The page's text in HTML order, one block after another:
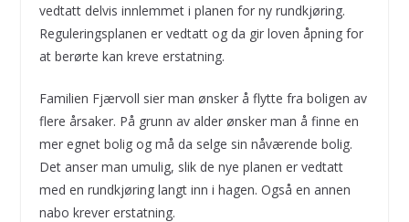
vedtatt delvis innlemmet i planen for ny rundkjøring.
Reguleringsplanen er vedtatt og da gir loven åpning for
at berørte kan kreve erstatning.
Familien Fjærvoll sier man ønsker å flytte fra boligen av
flere årsaker. På grunn av alder ønsker man å finne en
mer egnet bolig og må da selge sin nåværende bolig.
Det anser man umulig, slik de nye planen er vedtatt
med en rundkjøring langt inn i hagen. Også en annen
nabo krever erstatning.